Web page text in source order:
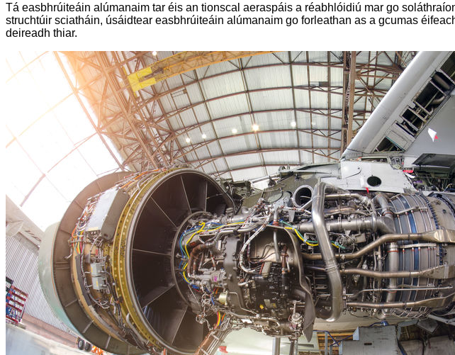
Tá easbhrúiteáin alúmanaim tar éis an tionscal aeraspáis a réabhlóidiú mar go
struchtúir sciatháin, úsáidtear easbhrúiteáin alúmanaim go forleathan as a gcumas
deireadh thiar.